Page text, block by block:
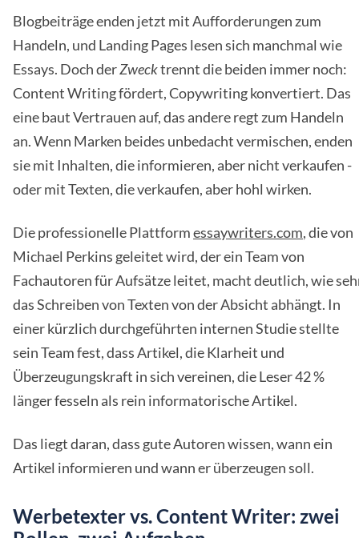
Blogbeiträge enden jetzt mit Aufforderungen zum
Handeln, und Landing Pages lesen sich manchmal wie
Essays. Doch derZwecktrennt die beiden immer noch:
Content Writing fördert, Copywriting konvertiert. Das
eine baut Vertrauen auf, das andere regt zum Handeln
an. Wenn Marken beides unbedacht vermischen, enden
sie mit Inhalten, die informieren, aber nicht verkaufen -
oder mit Texten, die verkaufen, aber hohl wirken.
Die professionelle Plattformessaywriters.com, die von
Michael Perkins geleitet wird, der ein Team von
Fachautoren für Aufsätze leitet, macht deutlich, wie
das Schreiben von Texten von der Absicht abhängt. In
einer kürzlich durchgeführten internen Studie stellte
sein Team fest, dass Artikel, die Klarheit und
Überzeugungskraft in sich vereinen, die Leser 42 %
länger fesseln als rein informatorische Artikel.
Das liegt daran, dass gute Autoren wissen, wann ein
Artikel informieren und wann er überzeugen soll.
Werbetexter vs. Content Writer: zwei